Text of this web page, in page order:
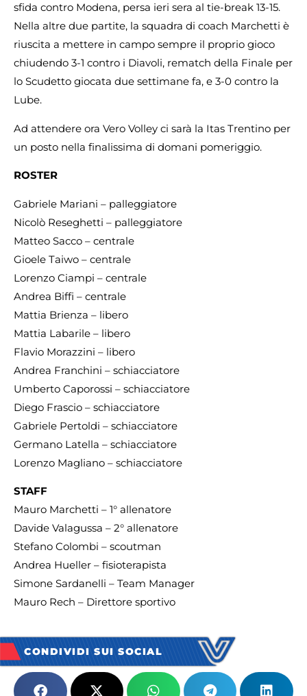
sfida contro Modena, persa ieri sera al tie-break 13-15.
Nella altre due partite, la squadra di coach Marchetti è
riuscita a mettere in campo sempre il proprio gioco
chiudendo 3-1 contro i Diavoli, rematch della Finale per
lo Scudetto giocata due settimane fa, e 3-0 contro la
Lube.
Ad attendere ora Vero Volley ci sarà la Itas Trentino per
un posto nella finalissima di domani pomeriggio.
ROSTER
Gabriele Mariani – palleggiatore
Nicolò Reseghetti – palleggiatore
Matteo Sacco – centrale
Gioele Taiwo – centrale
Lorenzo Ciampi – centrale
Andrea Biffi – centrale
Mattia Brienza – libero
Mattia Labarile – libero
Flavio Morazzini – libero
Andrea Franchini – schiacciatore
Umberto Caporossi – schiacciatore
Diego Frascio – schiacciatore
Gabriele Pertoldi – schiacciatore
Germano Latella – schiacciatore
Lorenzo Magliano – schiacciatore
STAFF
Mauro Marchetti – 1° allenatore
Davide Valagussa – 2° allenatore
Stefano Colombi – scoutman
Andrea Hueller – fisioterapista
Simone Sardanelli – Team Manager
Mauro Rech – Direttore sportivo
CONDIVIDI SUI SOCIAL